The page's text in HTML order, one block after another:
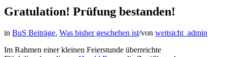
Gratulation! Prüfung bestanden!
in BuS Beiträge, Was bisher geschehen ist/von weitsicht_admin
Im Rahmen einer kleinen Feierstunde überreichte